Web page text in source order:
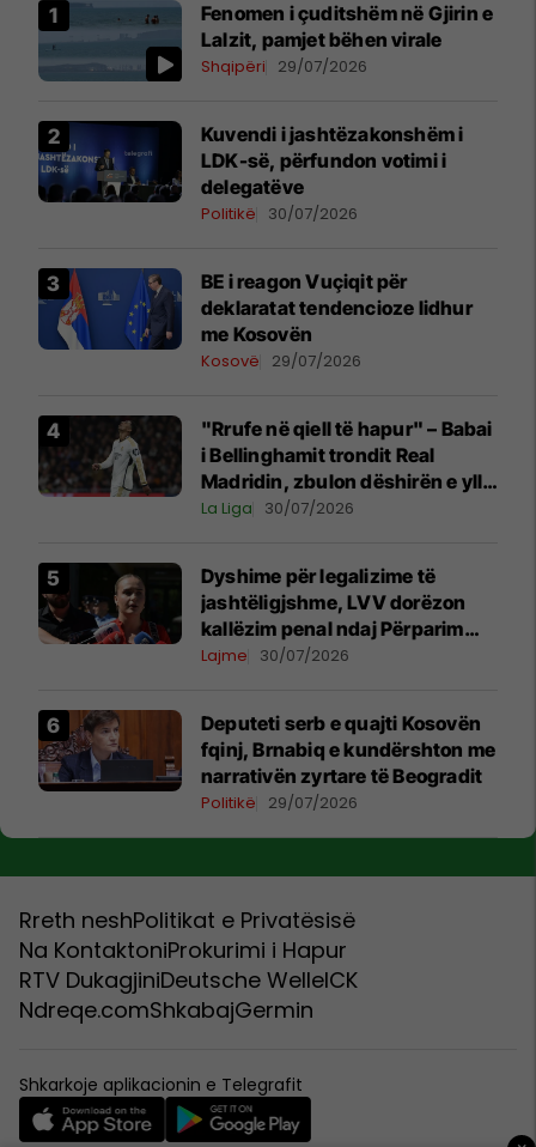
Fenomen i çuditshëm në Gjirin e
Lalzit, pamjet bëhen virale
Shqipëri 29/07/2026
Kuvendi i jashtëzakonshëm i
LDK-së, përfundon votimi i
delegatëve
Politikë 30/07/2026
BE i reagon Vuçiqit për
deklaratat tendencioze lidhur
me Kosovën
Kosovë 29/07/2026
"Rrufe në qiell të hapur" – Babai
i Bellinghamit trondit Real
Madridin, zbulon dëshirën e yllit
anglez për largim
La Liga 30/07/2026
Dyshime për legalizime të
jashtëligjshme, LVV dorëzon
kallëzim penal ndaj Përparim
Ramës dhe zyrtarëve të
Lajme 30/07/2026
Deputeti serb e quajti Kosovën
fqinj, Brnabiq e kundërshton me
narrativën zyrtare të Beogradit
Politikë 29/07/2026
Rreth neshPolitikat e Privatësisë
Na KontaktoniProkurimi i Hapur
RTV DukagjiniDeutsche WelleICK
Ndreqe.comShkabajGermin
Shkarkoje aplikacionin e Telegrafit